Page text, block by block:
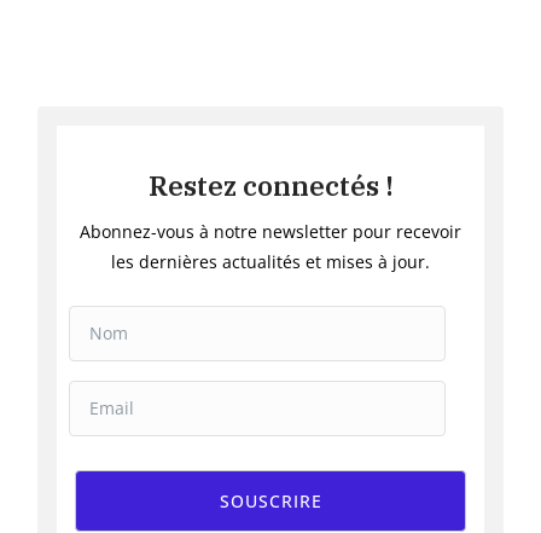
Restez connectés !
Abonnez-vous à notre newsletter pour recevoir
les dernières actualités et mises à jour.
SOUSCRIRE